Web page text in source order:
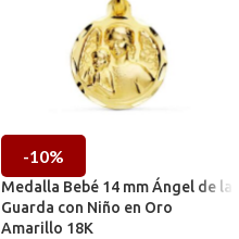
-10%
Medalla Bebé 14 mm Ángel de la
Guarda con Niño en Oro
Amarillo 18K